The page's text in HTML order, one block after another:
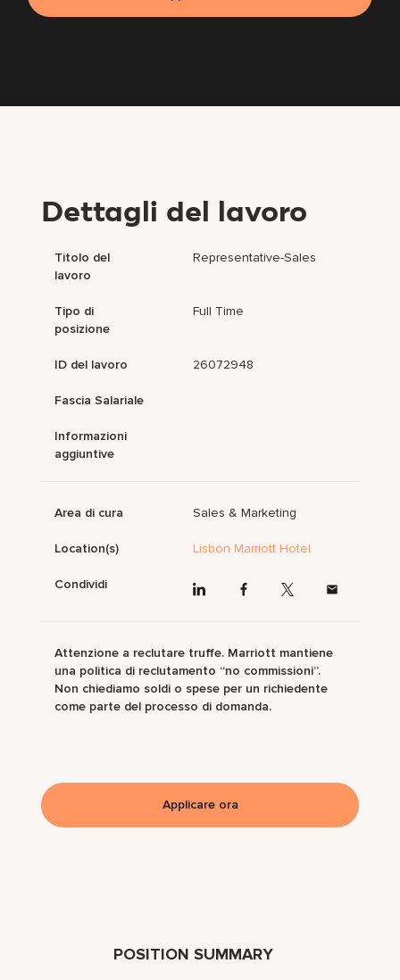
POSITION SUMMARY
Dettagli del lavoro
Titolo del
lavoro
Representative-Sales
Tipo di
posizione
Full Time
ID del lavoro 26072948
Fascia Salariale
Informazioni
aggiuntive
Area di cura Sales & Marketing
Location(s) Lisbon Marriott Hotel
Condividi
Attenzione a reclutare truffe. Marriott mantiene
una politica di reclutamento “no commissioni”.
Non chiediamo soldi o spese per un richiedente
come parte del processo di domanda.
Applicare ora